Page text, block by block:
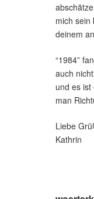
mich sein
deinem
“1984”
auch
und es
man
Liebe
Kathrin